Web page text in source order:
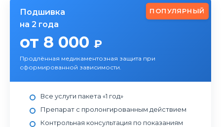
ПОПУЛЯРНЫЙ
Подшивка
на 2 года
от 8 000 ₽
Продлённая медикаментозная защита при
сформированной зависимости.
Все услуги пакета «1 год»
Препарат с пролонгированным действием
Контрольная консультация по показаниям